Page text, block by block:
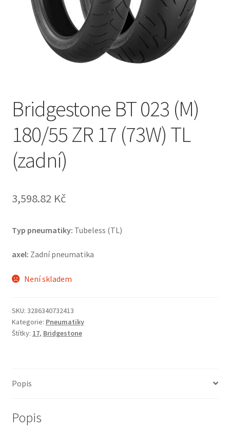
Bridgestone BT 023 (M)
180/55 ZR 17 (73W) TL
(zadní)
3,598.82 Kč
Typ pneumatiky: Tubeless (TL)
axel: Zadní pneumatika
Není skladem
SKU: 3286340732413
Kategorie: Pneumatiky
Štítky: 17, Bridgestone
Popis
Popis